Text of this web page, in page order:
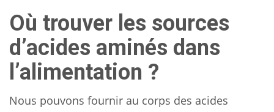
Où trouver les sources
d’acides aminés dans
l’alimentation ?
Nous pouvons fournir au corps des acides